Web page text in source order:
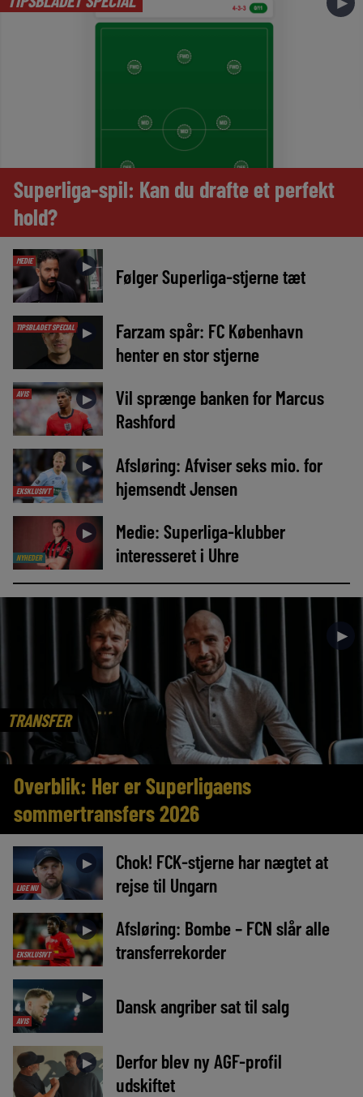
Superliga-spil: Kan du drafte et perfekt
hold?
MEDIE ► Følger Superliga-stjerne tæt
TIPSBLADET SPECIAL ►
Farzam spår: FC København
henter en stor stjerne
AVIS ►
Vil sprænge banken for Marcus
Rashford
EKSKLUSIVT
►
Afsløring: Afviser seks mio. for
hjemsendt Jensen
NYHEDER
►
Medie: Superliga-klubber
interesseret i Uhre
TRANSFER
►
Overblik: Her er Superligaens
sommertransfers 2026
LIGE NU
►
Chok! FCK-stjerne har nægtet at
rejse til Ungarn
EKSKLUSIVT
►
Afsløring: Bombe – FCN slår alle
transferrekorder
AVIS
► Dansk angriber sat til salg
►
Derfor blev ny AGF-profil
udskiftet